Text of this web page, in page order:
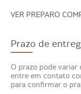
Com a
VER PREPARO
Prazo de
O prazo pode variar
entre em contato
para confirmar o